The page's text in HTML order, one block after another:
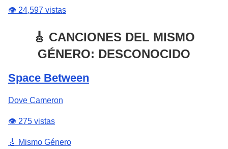
👁️ 24,597 vistas
🎸 CANCIONES DEL MISMO
GÉNERO: DESCONOCIDO
Space Between
Dove Cameron
👁️ 275 vistas
🎸 Mismo Género